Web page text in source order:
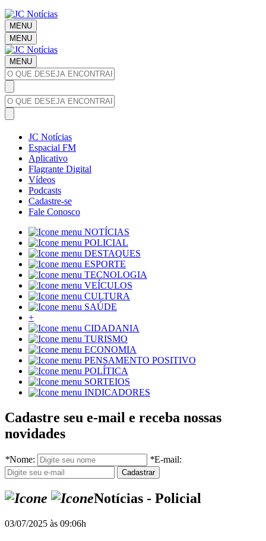
MENU
MENU
MENU
JC Notícias
Espacial FM
Aplicativo
Flagrante Digital
Vídeos
Podcasts
Cadastre-se
Fale Conosco
NOTÍCIAS
POLICIAL
DESTAQUES
ESPORTE
TECNOLOGIA
VEÍCULOS
CULTURA
SAÚDE
+
CIDADANIA
TURISMO
ECONOMIA
PENSAMENTO POSITIVO
POLÍTICA
SORTEIOS
INDICADORES
Cadastre seu e-mail e receba nossas
novidades
*Nome: *E-mail:
Notícias - Policial
03/07/2025 às 09:06h